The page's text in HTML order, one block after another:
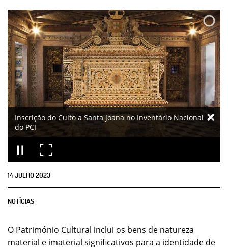
Inscrição do Culto a Santa Joana no Inventário Nacional
do PCI
14JULHO2023
NOTÍCIAS
O Património Cultural inclui os bens de natureza
material e imaterial significativos para a identidade de